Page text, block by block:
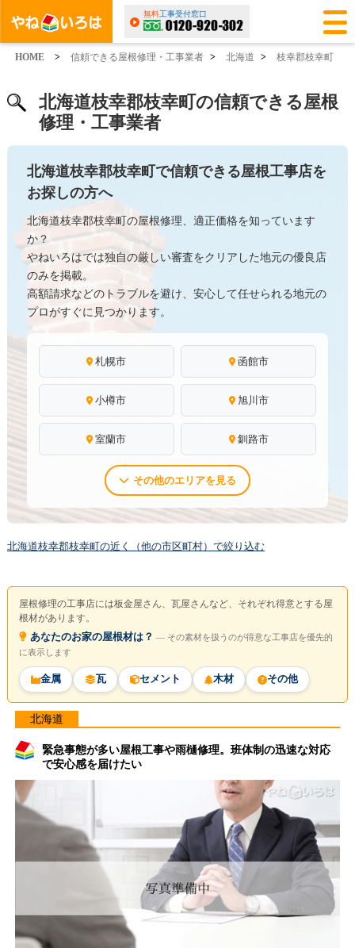
無料工事受付窓口
HOME > 信頼できる屋根修理・工事業者 > 北海道 > 枝幸郡枝幸町
北海道枝幸郡枝幸町の信頼できる屋根
修理・工事業者
北海道枝幸郡枝幸町で信頼できる屋根工事店を
お探しの方へ
北海道枝幸郡枝幸町の屋根修理、適正価格を知っています
か？
やねいろはでは独自の厳しい審査をクリアした地元の優良店
のみを掲載。
高額請求などのトラブルを避け、安心して任せられる地元の
プロがすぐに見つかります。
札幌市 函館市
小樽市 旭川市
室蘭市 釧路市
その他のエリアを見る
北海道枝幸郡枝幸町の近く（他の市区町村）で絞り込む
屋根修理の工事店には板金屋さん、瓦屋さんなど、それぞれ得意とする屋
根材があります。
あなたのお家の屋根材は？ ― その素材を扱うのが得意な工事店を優先的
に表示します
金属 瓦 セメント 木材 その他
北海道
緊急事態が多い屋根工事や雨樋修理。班体制の迅速な対応
で安心感を届けたい